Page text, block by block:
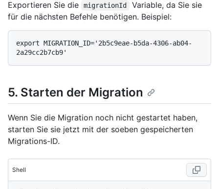
Exportieren Sie die migrationId
Variable, da Sie sie
für die nächsten Befehle benötigen. Beispiel:
export MIGRATION_ID='2b5c9eae-b5da-4306-ab04-
5. Starten der Migration
Wenn Sie die Migration noch nicht gestartet haben,
starten Sie sie jetzt mit der soeben gespeicherten
Migrations-ID.
Shell